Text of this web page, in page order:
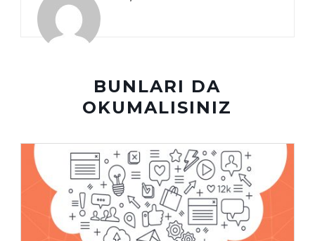
BUNLARI DA
OKUMALISINIZ